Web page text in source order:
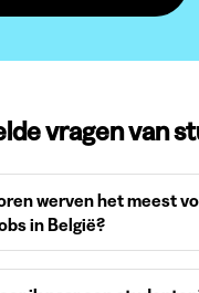
vragen van
werven het meest
in België?